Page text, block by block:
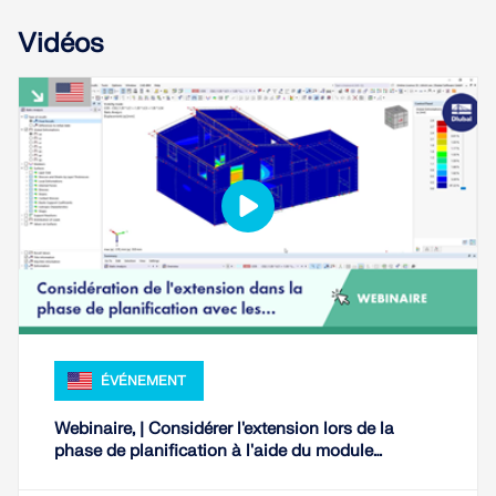
EN SAVOIR PLUS
Outil de zone géographique
Le service en ligne Dlubal fournit des cartes de
zones pour la détermination rapide des charges de
Vidéos
ÉVÉNEMENT
Webinaire, | Considérer l'extension lors de la
phase de planification à l'aide du module